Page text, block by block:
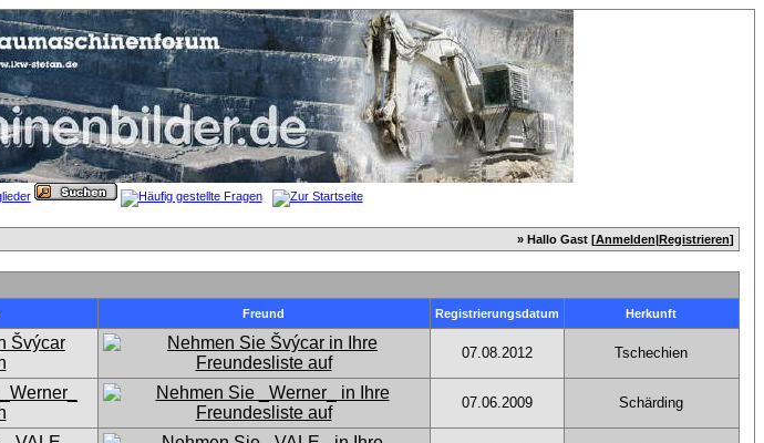
» Hallo Gast [Anmelden|Registrieren]
Freund Registrierungsdatum Herkunft
07.08.2012 Tschechien
07.06.2009 Schärding